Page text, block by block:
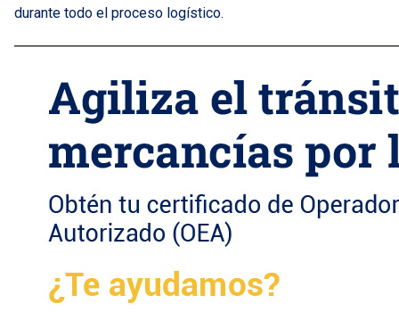
durante todo el proceso logístico.